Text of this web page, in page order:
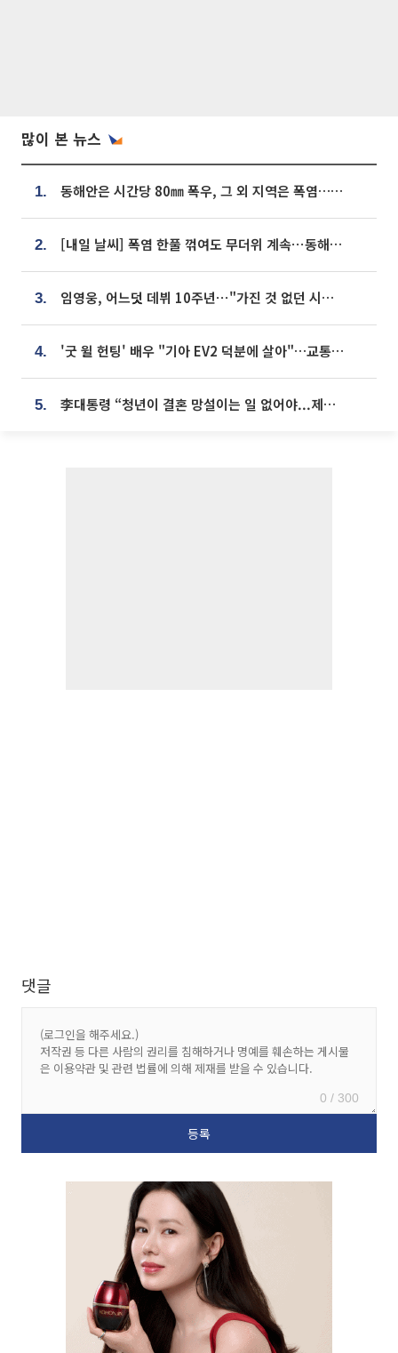
많이 본 뉴스
1. 동해안은 시간당 80㎜ 폭우, 그 외 지역은 폭염…‘극과 극 날씨’
2. [내일 날씨] 폭염 한풀 꺾여도 무더위 계속⋯동해안 이틀 연속 비
3. 임영웅, 어느덧 데뷔 10주년⋯"가진 것 없던 시절, 내 앞엔 20명의 팬뿐"
4. '굿 윌 헌팅' 배우 "기아 EV2 덕분에 살아"…교통사고 후 안전성 극찬
5. 李대통령 “청년이 결혼 망설이는 일 없어야...제도상 불이익 조사”
댓글
0 / 300